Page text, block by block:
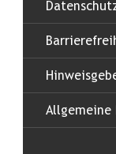
Allgemeine